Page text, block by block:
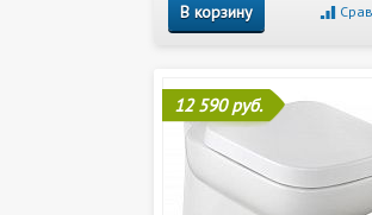
В корзину
12 590 руб.